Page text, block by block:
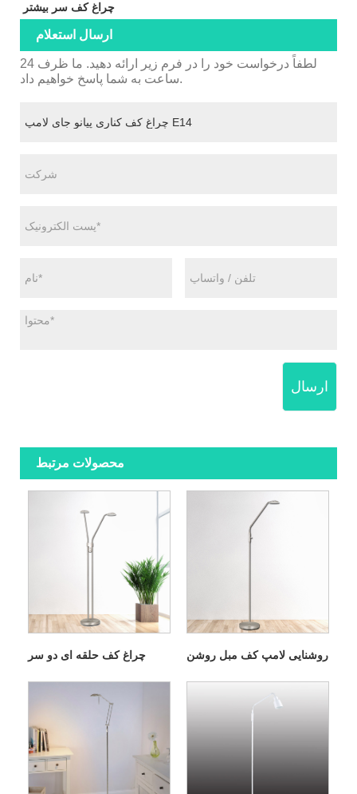
چراغ کف سر بیشتر
ارسال استعلام
لطفاً درخواست خود را در فرم زیر ارائه دهید. ما ظرف 24
ساعت به شما پاسخ خواهیم داد.
ارسال
محصولات مرتبط
چراغ کف حلقه ای دو سر روشنایی لامپ کف مبل روشن